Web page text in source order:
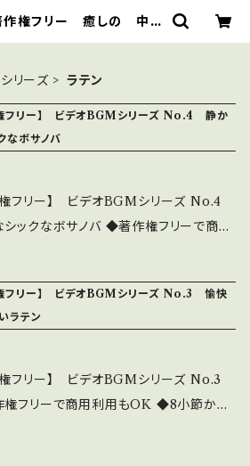
作権フリー 癒しの 中北
リーズ ラテン
権フリー】 ビデオBGMシリーズ No.4 静か
なボサノバ
権フリー】 ビデオBGMシリーズ No.4
なボサノバ ◆著作権フリーで商用
◆主体を邪魔しない淡々とした編曲 ◆
ラジオ等々で大活躍 ◆このシリーズは、
度入っているものがほと
す 詳細・全曲試聴は下記 https://yout
シリーズ全曲は下記 htt
権フリー】 ビデオBGMシリーズ No.3 愉快
ラテン
権フリー】 ビデオBGMシリーズ No.3
フリーで商用利用もOK ◆8小節から1